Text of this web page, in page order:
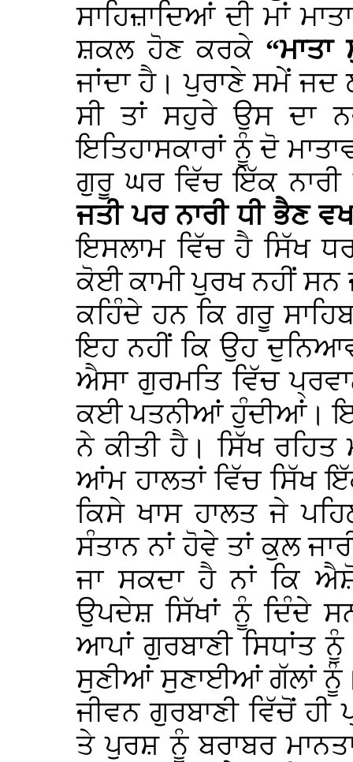
ਸਾਹਿਜ਼ਾਦਿਆਂ ਦੀ ਮਾਂ
ਸ਼ਕਲ ਹੋਣ ਕਰਕੇ “
ਜਾਂਦਾ ਹੈ। ਪੁਰਾਣੇ ਸਮੇਂ
ਸੀ ਤਾਂ ਸਹੁਰੇ ਉਸ ਦਾ
ਇਤਿਹਾਸਕਾਰਾਂ ਨੂੰ ਦੋ
ਗੁਰੂ ਘਰ ਵਿੱਚ ਇੱਕ ਨਾਰੀ
ਜਤੀ ਪਰ ਨਾਰੀ ਧੀ ਭੈਣ
ਇਸਲਾਮ ਵਿੱਚ ਹੈ ਸਿੱਖ
ਕੋਈ ਕਾਮੀ ਪੁਰਖ ਨਹੀਂ
ਕਹਿੰਦੇ ਹਨ ਕਿ ਗਰੂ
ਇਹ ਨਹੀਂ ਕਿ ਉਹ
ਐਸਾ ਗੁਰਮਤਿ ਵਿੱਚ
ਕਈ ਪਤਨੀਆਂ ਹੁੰਦੀਆਂ। ਇਹ
ਨੇ ਕੀਤੀ ਹੈ। ਸਿੱਖ ਰਹਿਤ
ਆਂਮ ਹਾਲਤਾਂ ਵਿੱਚ ਸਿੱਖ
ਕਿਸੇ ਖਾਸ ਹਾਲਤ ਜੇ
ਸੰਤਾਨ ਨਾਂ ਹੋਵੇ ਤਾਂ ਕੁਲ
ਜਾ ਸਕਦਾ ਹੈ ਨਾਂ ਕਿ
ਉਪਦੇਸ਼ ਸਿੱਖਾਂ ਨੂੰ ਦਿੰਦੇ
ਆਪਾਂ ਗੁਰਬਾਣੀ ਸਿਧਾਂਤ
ਸੁਣੀਆਂ ਸੁਣਾਈਆਂ ਗੱਲਾਂ
ਜੀਵਨ ਗੁਰਬਾਣੀ ਵਿੱਚੋਂ
ਤੇ ਪੁਰਸ਼ ਨੂੰ ਬਰਾਬਰ